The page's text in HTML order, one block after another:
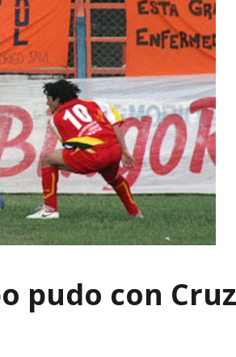
pudo con